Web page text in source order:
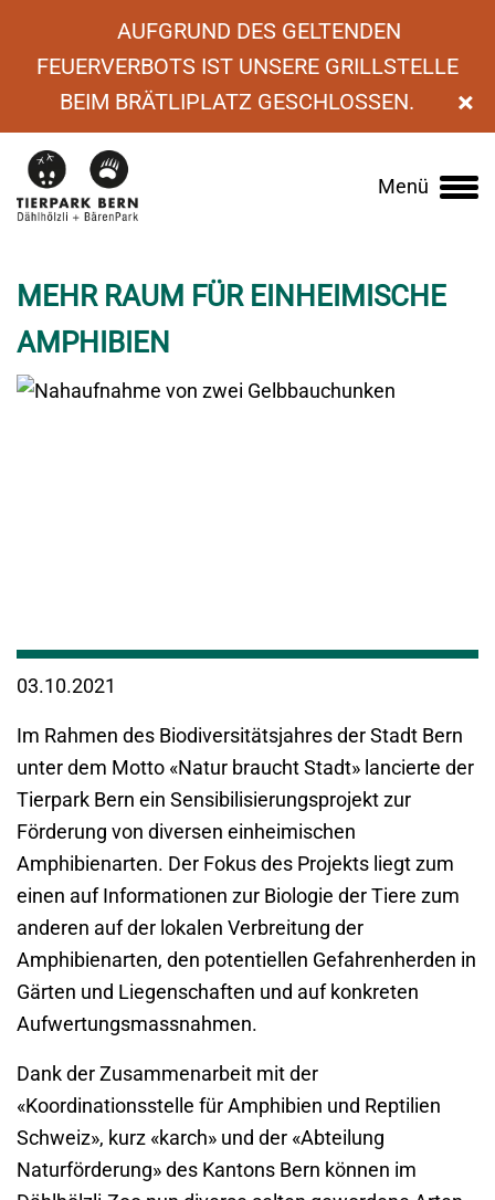
AUFGRUND DES GELTENDEN
FEUERVERBOTS IST UNSERE GRILLSTELLE
BEIM BRÄTLIPLATZ GESCHLOSSEN.
×
Main
Menü
› News ›
Mehr Raum für einheimische
Amphibien
MEHR RAUM FÜR EINHEIMISCHE
AMPHIBIEN
03.10.2021
Im Rahmen des Biodiversitätsjahres der Stadt Bern
unter dem Motto «Natur braucht Stadt» lancierte der
Tierpark Bern ein Sensibilisierungsprojekt zur
Förderung von diversen einheimischen
Amphibienarten. Der Fokus des Projekts liegt zum
einen auf Informationen zur Biologie der Tiere zum
anderen auf der lokalen Verbreitung der
Amphibienarten, den potentiellen Gefahrenherden in
Gärten und Liegenschaften und auf konkreten
Aufwertungsmassnahmen.
Dank der Zusammenarbeit mit der
«Koordinationsstelle für Amphibien und Reptilien
Schweiz», kurz «karch» und der «Abteilung
Naturförderung» des Kantons Bern können im